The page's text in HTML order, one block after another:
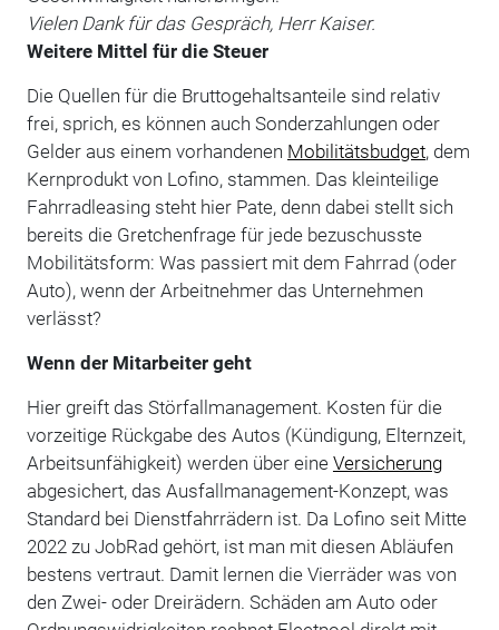
Vielen Dank für das Gespräch, Herr Kaiser.
Weitere Mittel für die Steuer
Die Quellen für die Bruttogehaltsanteile sind relativ
frei, sprich, es können auch Sonderzahlungen oder
Gelder aus einem vorhandenen Mobilitätsbudget, dem
Kernprodukt von Lofino, stammen. Das kleinteilige
Fahrradleasing steht hier Pate, denn dabei stellt sich
bereits die Gretchenfrage für jede bezuschusste
Mobilitätsform: Was passiert mit dem Fahrrad (oder
Auto), wenn der Arbeitnehmer das Unternehmen
verlässt?
Wenn der Mitarbeiter geht
Hier greift das Störfallmanagement. Kosten für die
vorzeitige Rückgabe des Autos (Kündigung, Elternzeit,
Arbeitsunfähigkeit) werden über eine Versicherung
abgesichert, das Ausfallmanagement-Konzept, was
Standard bei Dienstfahrrädern ist. Da Lofino seit Mitte
2022 zu JobRad gehört, ist man mit diesen Abläufen
bestens vertraut. Damit lernen die Vierräder was von
den Zwei- oder Dreirädern. Schäden am Auto oder